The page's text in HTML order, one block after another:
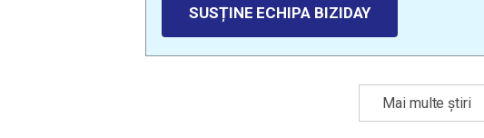
SUSȚINE ECHIPA BIZIDAY
Mai multe știri